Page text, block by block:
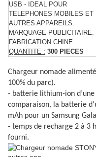
USB - IDEAL POUR
TELEPHONES MOBILES ET
AUTRES APPAREILS.
MARQUAGE PUBLICITAIRE.
FABRICATION CHINE.
QUANTITE : 300 PIECES
Chargeur nomade
100% du parc).
- batterie lithium-ion
comparaison, la batterie
mAh pour un Samsung
- temps de recharge 2 à 3